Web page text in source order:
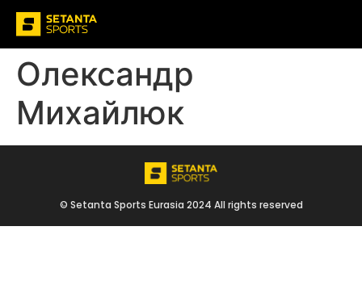
Олександр
Михайлюк
© Setanta Sports Eurasia 2024 All rights reserved